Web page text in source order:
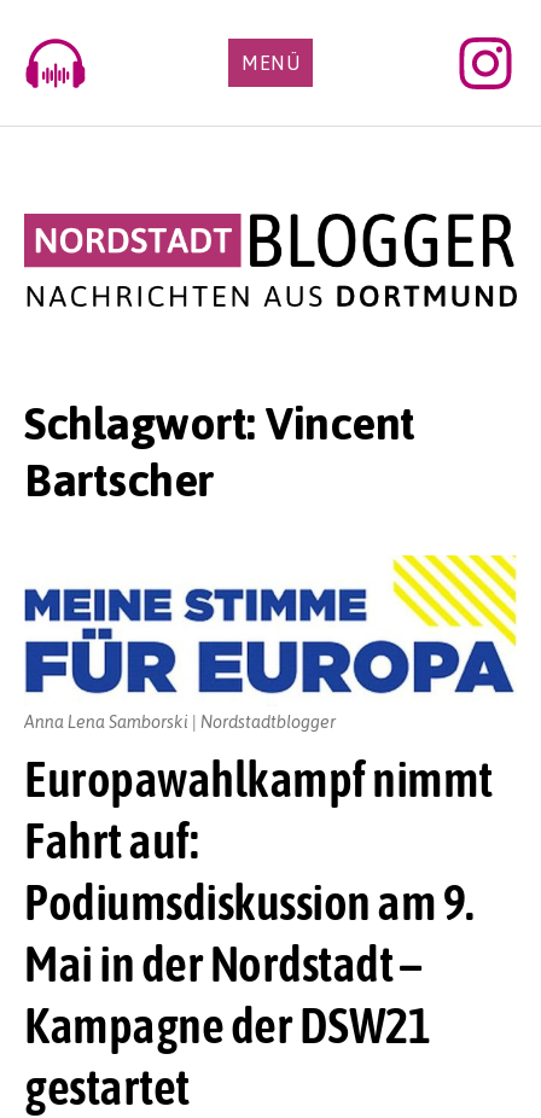
content
MENÜ
Schlagwort:Vincent
Bartscher
Europawahlkampf nimmt
Fahrt auf:
Podiumsdiskussion am 9.
Mai in der Nordstadt –
Kampagne der DSW21
gestartet
Anna Lena Samborski | Nordstadtblogger